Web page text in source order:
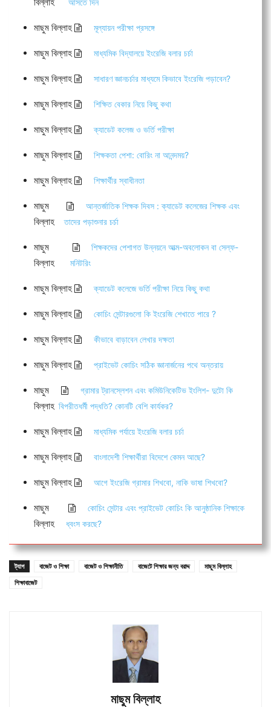
মাছুম বিল্লাহ মূল্যায়ন পরীক্ষা প্রসঙ্গে
মাছুম বিল্লাহ মাধ্যমিক বিদ্যালয়ে ইংরেজি বলার চর্চা
মাছুম বিল্লাহ সাধারণ জ্ঞানচর্চার মাধ্যমে কিভাবে ইংরেজি পড়াবেন?
মাছুম বিল্লাহ শিক্ষিত বেকার নিয়ে কিছু কথা
মাছুম বিল্লাহ ক্যাডেট কলেজ ও ভর্তি পরীক্ষা
মাছুম বিল্লাহ শিক্ষকতা পেশা: বোরিং না আনন্দময়?
মাছুম বিল্লাহ শিক্ষার্থীর স্বাধীনতা
মাছুম
বিল্লাহ
আন্তর্জাতিক শিক্ষক দিবস : ক্যাডেট কলেজের শিক্ষক এবং
তাদের পড়াশুনার চর্চা
মাছুম
বিল্লাহ
শিক্ষকদের পেশাগত উন্নয়নে আত্ম-অবলোকন বা সেল্ফ-
মনিটরিং
মাছুম বিল্লাহ ক্যাডেট কলেজে ভর্তি পরীক্ষা নিয়ে কিছু কথা
মাছুম বিল্লাহ কোচিং সেন্টারগুলো কি ইংরেজি শেখাতে পারে ?
মাছুম বিল্লাহ কীভাবে বাড়াবেন লেখার দক্ষতা
মাছুম বিল্লাহ প্রাইভেট কোচিং সঠিক জ্ঞানার্জনের পথে অন্তরায়
মাছুম
বিল্লাহ
গ্রামার ট্রানস্লেশন এবং কমিউনিকেটিভ ইংলিশ- দুটো কি
বিপরীতধর্মী পদ্ধতি? কোনটি বেশি কার্যকর?
মাছুম বিল্লাহ মাধ্যমিক পর্যায়ে ইংরেজি বলার চর্চা
মাছুম বিল্লাহ বাংলাদেশী শিক্ষার্থীরা বিদেশে কেমন আছে?
মাছুম বিল্লাহ আগে ইংরেজি গ্রামার শিখবো, নাকি ভাষা শিখবো?
মাছুম
বিল্লাহ
কোচিং সেন্টার এবং প্রাইভেট কোচিং কি আনুষ্ঠানিক শিক্ষাকে
ধ্বংস করছে?
ট্যাগ বাজেট ও শিক্ষা বাজেট ও শিক্ষানীতি বাজেটে শিক্ষার জন্য বরাদ্দ
মাছুম বিল্লাহ
শিক্ষাবাজেট
মাছুম বিল্লাহ